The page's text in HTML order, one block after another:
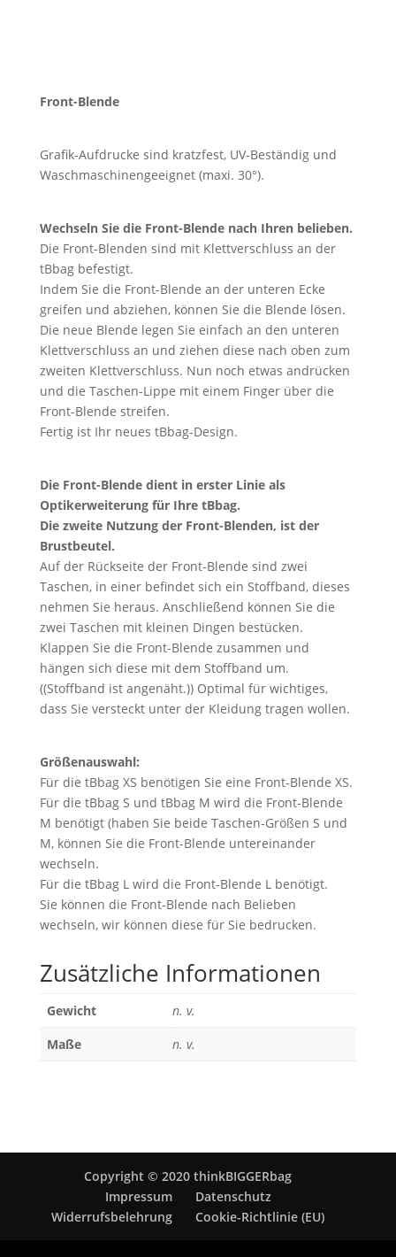
Front-Blende
Grafik-Aufdrucke sind kratzfest, UV-Beständig und
Waschmaschinengeeignet (maxi. 30°).
Wechseln Sie die Front-Blende nach Ihren belieben.
Die Front-Blenden sind mit Klettverschluss an der
tBbag befestigt.
Indem Sie die Front-Blende an der unteren Ecke
greifen und abziehen, können Sie die Blende lösen.
Die neue Blende legen Sie einfach an den unteren
Klettverschluss an und ziehen diese nach oben zum
zweiten Klettverschluss. Nun noch etwas andrücken
und die Taschen-Lippe mit einem Finger über die
Front-Blende streifen.
Fertig ist Ihr neues tBbag-Design.
Die Front-Blende dient in erster Linie als
Optikerweiterung für Ihre tBbag.
Die zweite Nutzung der Front-Blenden, ist der
Brustbeutel.
Auf der Rückseite der Front-Blende sind zwei
Taschen, in einer befindet sich ein Stoffband, dieses
nehmen Sie heraus. Anschließend können Sie die
zwei Taschen mit kleinen Dingen bestücken.
Klappen Sie die Front-Blende zusammen und
hängen sich diese mit dem Stoffband um.
((Stoffband ist angenäht.)) Optimal für wichtiges,
dass Sie versteckt unter der Kleidung tragen wollen.
Größenauswahl:
Für die tBbag XS benötigen Sie eine Front-Blende XS.
Für die tBbag S und tBbag M wird die Front-Blende
M benötigt (haben Sie beide Taschen-Größen S und
M, können Sie die Front-Blende untereinander
wechseln.
Für die tBbag L wird die Front-Blende L benötigt.
Sie können die Front-Blende nach Belieben
wechseln, wir können diese für Sie bedrucken.
Zusätzliche Informationen
Gewicht
n. v.
Maße
n. v.
Copyright © 2020 thinkBIGGERbag
Impressum
Datenschutz
Widerrufsbelehrung
Cookie-Richtlinie (EU)